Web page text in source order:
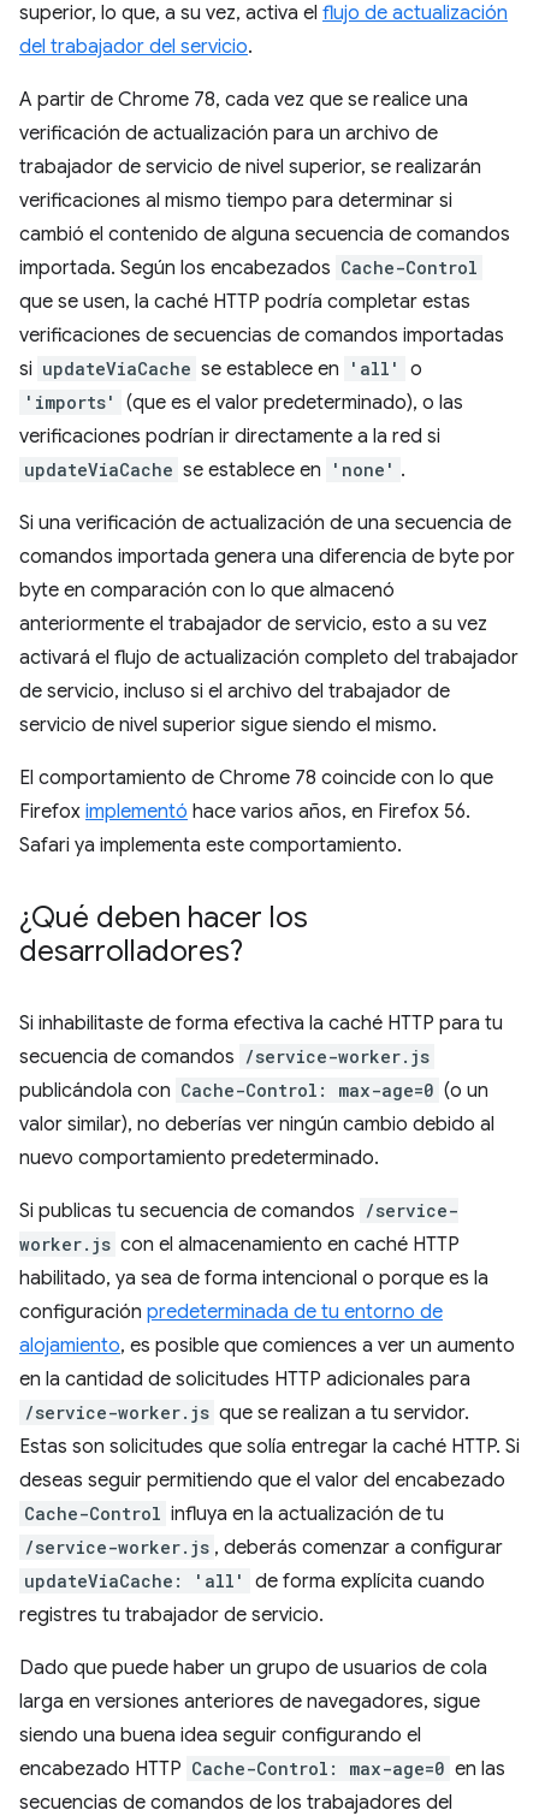
superior, lo que, a su vez, activa el flujo de actualización
del trabajador del servicio.
A partir de Chrome 78, cada vez que se realice una
verificación de actualización para un archivo de
trabajador de servicio de nivel superior, se realizarán
verificaciones al mismo tiempo para determinar si
cambió el contenido de alguna secuencia de comandos
importada. Según los encabezados Cache-Control
que se usen, la caché HTTP podría completar estas
verificaciones de secuencias de comandos importadas
si updateViaCache se establece en 'all' o
'imports'
(que es el valor predeterminado), o las
verificaciones podrían ir directamente a la red si
updateViaCache se establece en 'none' .
Si una verificación de actualización de una secuencia de
comandos importada genera una diferencia de byte por
byte en comparación con lo que almacenó
anteriormente el trabajador de servicio, esto a su vez
activará el flujo de actualización completo del trabajador
de servicio, incluso si el archivo del trabajador de
servicio de nivel superior sigue siendo el mismo.
El comportamiento de Chrome 78 coincide con lo que
Firefox implementó hace varios años, en Firefox 56.
Safari ya implementa este comportamiento.
¿Qué deben hacer los
desarrolladores?
Si inhabilitaste de forma efectiva la caché HTTP para tu
secuencia de comandos /service-worker.js
publicándola con Cache-Control: max-age=0 (o un
valor similar), no deberías ver ningún cambio debido al
nuevo comportamiento predeterminado.
Si publicas tu secuencia de comandos /service-
worker.js con el almacenamiento en caché HTTP
habilitado, ya sea de forma intencional o porque es la
configuración predeterminada de tu entorno de
alojamiento, es posible que comiences a ver un aumento
en la cantidad de solicitudes HTTP adicionales para
/service-worker.js que se realizan a tu servidor.
Estas son solicitudes que solía entregar la caché HTTP. Si
deseas seguir permitiendo que el valor del encabezado
Cache-Control influya en la actualización de tu
/service-worker.js , deberás comenzar a configurar
updateViaCache: 'all'
de forma explícita cuando
registres tu trabajador de servicio.
Dado que puede haber un grupo de usuarios de cola
larga en versiones anteriores de navegadores, sigue
siendo una buena idea seguir configurando el
encabezado HTTP Cache-Control: max-age=0 en las
secuencias de comandos de los trabajadores del